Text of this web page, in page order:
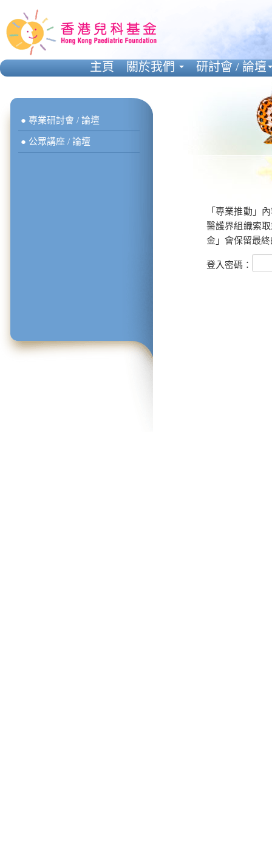
● 專業研討會 / 論壇
● 公眾講座 / 論壇
「專業推動」
醫護界組織索
金」會保留最
登入密碼：
主頁 關於我們 研討會 / 論壇